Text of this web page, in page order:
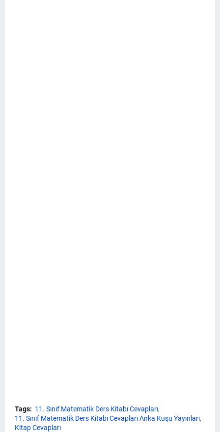
Tags: 11. Sınıf Matematik Ders Kitabı Cevapları
11. Sınıf Matematik Ders Kitabı Cevapları Anka Kuşu Yayınları
Kitap Cevapları